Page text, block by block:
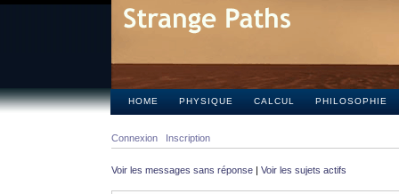
HOME PHYSIQUE CALCUL PHILOSOPHIE
Connexion Inscription
Voir les messages sans réponse | Voir les sujets actifs